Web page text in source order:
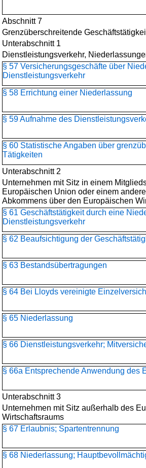
Abschnitt 7
Grenzüberschreitende
Unterabschnitt 1
Dienstleistungsverkehr,
§ 57 Versicherungsgeschäfte über
Dienstleistungsverkehr
§ 58 Errichtung einer Niederlassung
§ 59 Aufnahme des
§ 60 Statistische Angaben über
Tätigkeiten
Unterabschnitt 2
Unternehmen mit Sitz in einem
Europäischen Union oder einem
Abkommens über den Europäischen
§ 61 Geschäftstätigkeit durch eine
Dienstleistungsverkehr
§ 62 Beaufsichtigung der
§ 63 Bestandsübertragungen
§ 64 Bei Lloyds vereinigte
§ 65 Niederlassung
§ 66 Dienstleistungsverkehr;
§ 66a Entsprechende Anwendung des
Unterabschnitt 3
Unternehmen mit Sitz außerhalb des
Wirtschaftsraums
§ 67 Erlaubnis; Spartentrennung
§ 68 Niederlassung;